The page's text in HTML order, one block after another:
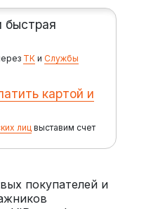
быстрая
ТК иСлужбы
картой и
лиц выставим счет
покупателей и